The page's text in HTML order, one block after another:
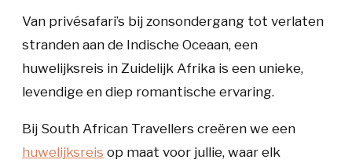
Van privésafari’s bij zonsondergang tot verlaten
stranden aan de Indische Oceaan, een
huwelijksreis in Zuidelijk Afrika is een unieke,
levendige en diep romantische ervaring.
Bij South African Travellers creëren we een
huwelijksreis op maat voor jullie, waar elk